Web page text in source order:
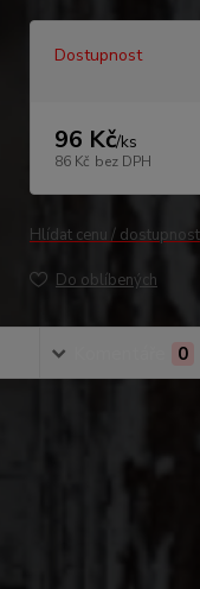
Dostupnost
96 Kč/ks
86 Kč bez DPH
Hlídat cenu / dostupnost
Do oblíbených
0